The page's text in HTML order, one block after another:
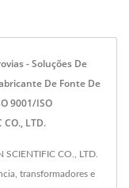
- Soluções De
De Fonte De
9001/ISO
CO., LTD.
SCIENTIFIC CO., LTD.
transformadores e